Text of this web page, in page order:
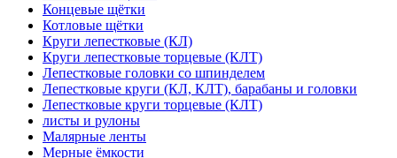
Концевые щётки
Котловые щётки
Круги лепестковые (КЛ)
Круги лепестковые торцевые (КЛТ)
Лепестковые головки со шпинделем
Лепестковые круги (КЛ, КЛТ), барабаны и головки
Лепестковые круги торцевые (КЛТ)
листы и рулоны
Малярные ленты
Мерные ёмкости